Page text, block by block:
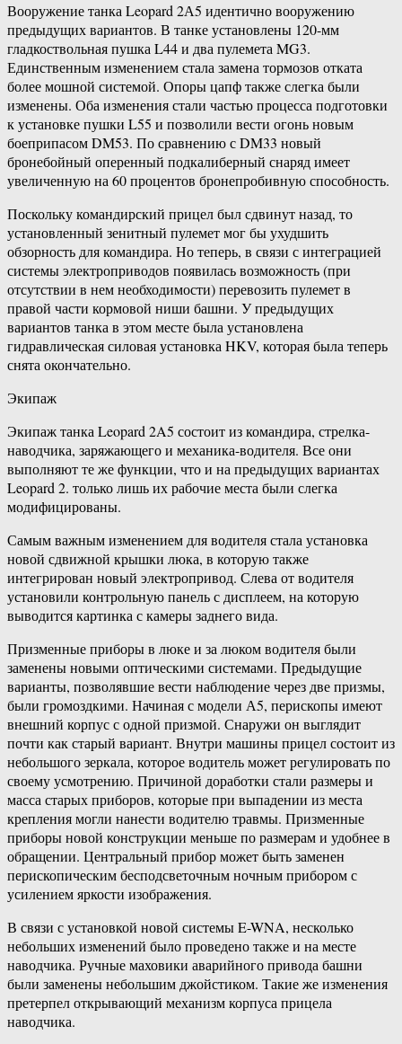
Вооружение танка Leopard 2А5 идентично вооружению
предыдущих вариантов. В танке установлены 120-мм
гладкоствольная пушка L44 и два пулемета MG3.
Единственным изменением стала замена тормозов отката
более мошной системой. Опоры цапф также слегка были
изменены. Оба изменения стали частью процесса подготовки
к установке пушки L55 и позволили вести огонь новым
боеприпасом DM53. По сравнению с DM33 новый
бронебойный оперенный подкалиберный снаряд имеет
увеличенную на 60 процентов бронепробивную способность.
Поскольку командирский прицел был сдвинут назад, то
установленный зенитный пулемет мог бы ухудшить
обзорность для командира. Но теперь, в связи с интеграцией
системы электроприводов появилась возможность (при
отсутствии в нем необходимости) перевозить пулемет в
правой части кормовой ниши башни. У предыдущих
вариантов танка в этом месте была установлена
гидравлическая силовая установка HKV, которая была теперь
снята окончательно.
Экипаж
Экипаж танка Leopard 2A5 состоит из командира, стрелка-
наводчика, заряжающего и механика-водителя. Все они
выполняют те же функции, что и на предыдущих вариантах
Leopard 2. только лишь их рабочие места были слегка
модифицированы.
Самым важным изменением для водителя стала установка
новой сдвижной крышки люка, в которую также
интегрирован новый электропривод. Слева от водителя
установили контрольную панель с дисплеем, на которую
выводится картинка с камеры заднего вида.
Призменные приборы в люке и за люком водителя были
заменены новыми оптическими системами. Предыдущие
варианты, позволявшие вести наблюдение через две призмы,
были громоздкими. Начиная с модели А5, перископы имеют
внешний корпус с одной призмой. Снаружи он выглядит
почти как старый вариант. Внутри машины прицел состоит из
небольшого зеркала, которое водитель может регулировать по
своему усмотрению. Причиной доработки стали размеры и
масса старых приборов, которые при выпадении из места
крепления могли нанести водителю травмы. Призменные
приборы новой конструкции меньше по размерам и удобнее в
обращении. Центральный прибор может быть заменен
перископическим бесподсветочным ночным прибором с
усилением яркости изображения.
В связи с установкой новой системы E-WNA, несколько
небольших изменений было проведено также и на месте
наводчика. Ручные маховики аварийного привода башни
были заменены небольшим джойстиком. Такие же изменения
претерпел открывающий механизм корпуса прицела
наводчика.